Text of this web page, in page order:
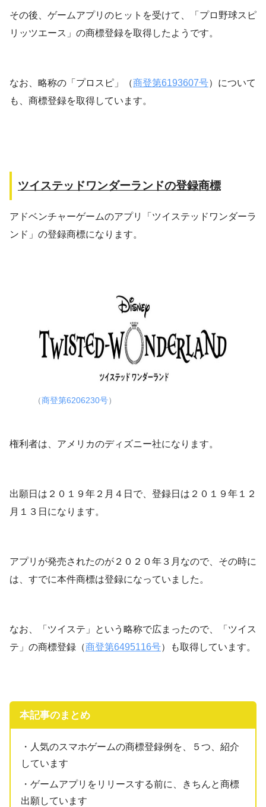
その後、ゲームアプリのヒットを受けて、「プロ野球スピ
リッツエース」の商標登録を取得したようです。
なお、略称の「プロスピ」（商登第6193607号）について
も、商標登録を取得しています。
ツイステッドワンダーランドの登録商標
アドベンチャーゲームのアプリ「ツイステッドワンダーラ
ンド」の登録商標になります。
（商登第6206230号）
権利者は、アメリカのディズニー社になります。
出願日は２０１９年２月４日で、登録日は２０１９年１２
月１３日になります。
アプリが発売されたのが２０２０年３月なので、その時に
は、すでに本件商標は登録になっていました。
なお、「ツイステ」という略称で広まったので、「ツイス
テ」の商標登録（商登第6495116号）も取得しています。
本記事のまとめ
・人気のスマホゲームの商標登録例を、５つ、紹介
しています
・ゲームアプリをリリースする前に、きちんと商標
出願しています